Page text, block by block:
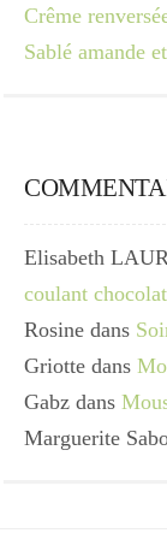
Crême
Sablé amande
Elisabeth
coulant chocolat
Rosine dans
Griotte dans
Gabz dans
Marguerite